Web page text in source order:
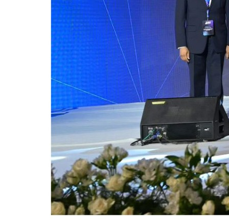
برنامج الماجستير المهنى
ماجستير الأدارة المستدامة للأراضى
لوائح برامج الدراسات العليا
(الأوراق المطلوبة للتسجيل (ماجستير/ دكتوراه
التقدم للدراسات العليا إلكترونيا
شروط قبول الطلاب الوافديين
متطلبات منح درجة الدكتوراة
إيداع الرسائل بالمكتبة المركزية
نماذج البعثات والمهمات العلمية
قواعد كتابة الرسائل العلمية
محطة التجارب و البحوث الزراعية
خدمة المجتمع وتنمية البيئة
تقرير قطاع شئون البيئة و خدمة المجتمع
عن قطاع خدمة المجتمع وتنمية البيئة
الخطة السنوية للقطاع
وحدة الأزمات والكوارث